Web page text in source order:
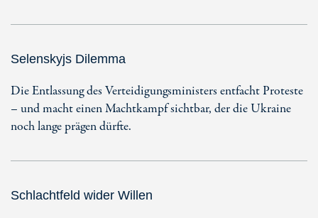
Selenskyjs Dilemma
Die Entlassung des Verteidigungsministers entfacht Proteste
– und macht einen Machtkampf sichtbar, der die Ukraine
noch lange prägen dürfte.
Schlachtfeld wider Willen